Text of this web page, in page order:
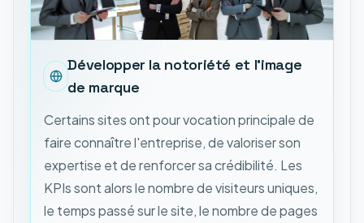
Développer la notoriété et l'image
de marque
Certains sites ont pour vocation principale de
faire connaître l'entreprise, de valoriser son
expertise et de renforcer sa crédibilité. Les
KPIs sont alors le nombre de visiteurs uniques,
le temps passé sur le site, le nombre de pages